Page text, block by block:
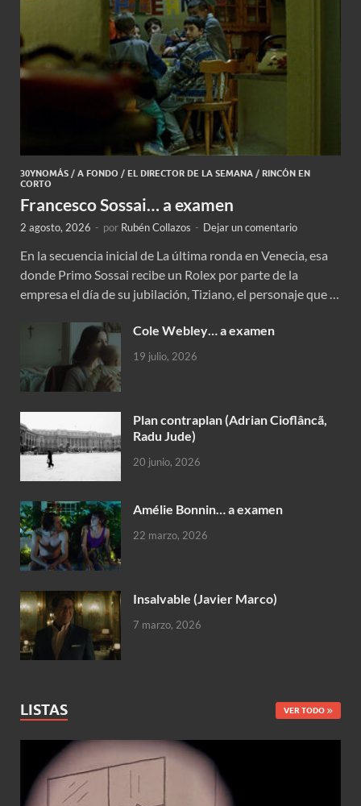
30YNOMÁS / A FONDO / EL DIRECTOR DE LA SEMANA / RINCÓN EN
CORTO
Francesco Sossai… a examen
2 agosto, 2026 - por Rubén Collazos - Dejar un comentario
En la secuencia inicial de La última ronda en Venecia, esa
donde Primo Sossai recibe un Rolex por parte de la
empresa el día de su jubilación, Tiziano, el personaje que …
Cole Webley… a examen
19 julio, 2026
Plan contraplan (Adrian Cioflâncã,
Radu Jude)
20 junio, 2026
Amélie Bonnin… a examen
22 marzo, 2026
Insalvable (Javier Marco)
7 marzo, 2026
LISTAS VER TODO